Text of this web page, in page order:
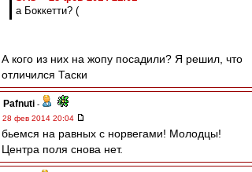
а Боккетти? (
А кого из них на жопу посадили? Я решил, что
отличился Таски
Pafnuti -
28 фев 2014 20:04
бьемся на равных с норвегами! Молодцы!
Центра поля снова нет.